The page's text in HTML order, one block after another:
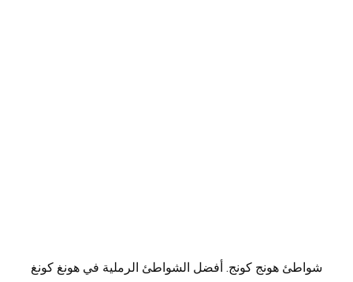
شواطئ هونج كونج. أفضل الشواطئ الرملية في هونغ كونغ